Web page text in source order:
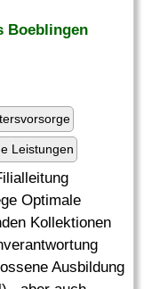
Boeblingen
Leistungen
Optimale
Kollektionen
Ausbildung